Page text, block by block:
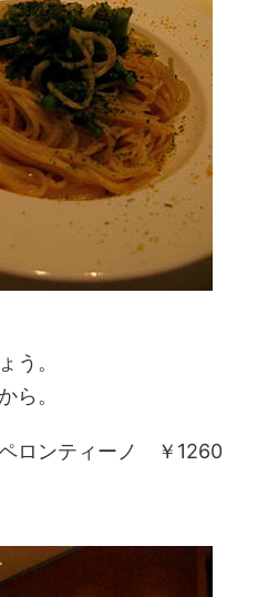
う。
ら。
ロンティーノ ￥1260